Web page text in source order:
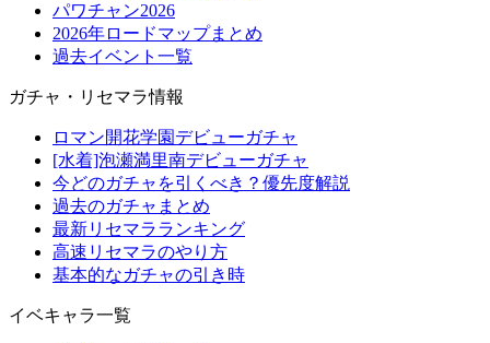
パワチャン2026
2026年ロードマップまとめ
過去イベント一覧
ガチャ・リセマラ情報
ロマン開花学園デビューガチャ
[水着]泡瀬満里南デビューガチャ
今どのガチャを引くべき？優先度解説
過去のガチャまとめ
最新リセマラランキング
高速リセマラのやり方
基本的なガチャの引き時
イベキャラ一覧